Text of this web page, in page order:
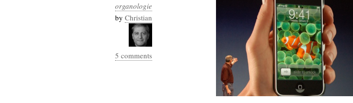
organologie
by Christian
5 comments
cinéma
Cloud
Computing